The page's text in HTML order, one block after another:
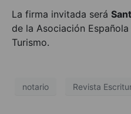
La firma invitada será
de la Asociación
Turismo.
notario Revista